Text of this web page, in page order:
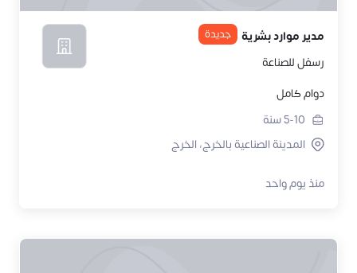
مدير موارد بشرية جديدة
رسفل للصناعة
دوام كامل
5-10سنة
المدينة الصناعية بالخرج، الخرج
منذ يوم واحد